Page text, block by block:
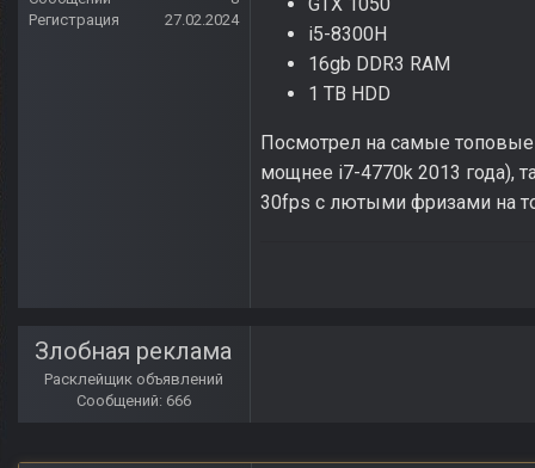
Регистрация
27.02.2024
i5-8300H
16gb DDR3 RAM
1 TB HDD
Посмотрел на самые
мощнее i7-4770k 2013 года),
30fps с лютыми фризами на
Злобная реклама
Расклейщик объявлений
Сообщений: 666